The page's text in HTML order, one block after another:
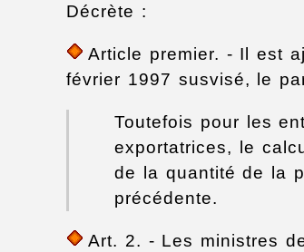
Décrète :
Article premier. - Il est
février 1997 susvisé, le
Toutefois pour les
exportatrices, le
de la quantité de la
précédente.
Art. 2. - Les ministres